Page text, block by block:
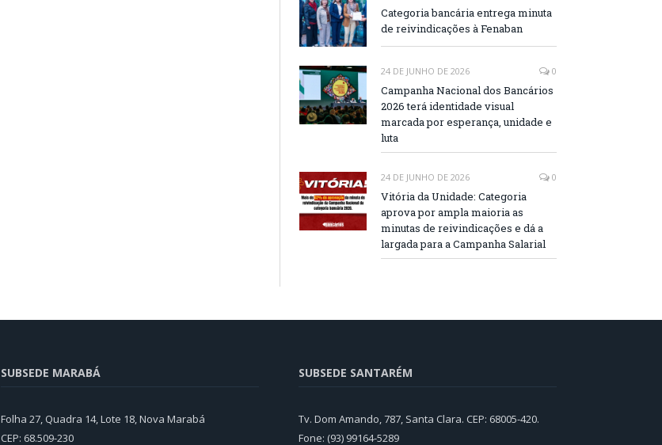
Categoria bancária entrega minuta
de reivindicações à Fenaban
24 DE JUNHO DE 2026 0
Campanha Nacional dos Bancários
2026 terá identidade visual
marcada por esperança, unidade e
luta
24 DE JUNHO DE 2026 0
Vitória da Unidade: Categoria
aprova por ampla maioria as
minutas de reivindicações e dá a
largada para a Campanha Salarial
SUBSEDE MARABÁ
Folha 27, Quadra 14, Lote 18, Nova Marabá
CEP: 68.509-230
SUBSEDE SANTARÉM
Tv. Dom Amando, 787, Santa Clara. CEP: 68005-420.
Fone: (93) 99164-5289